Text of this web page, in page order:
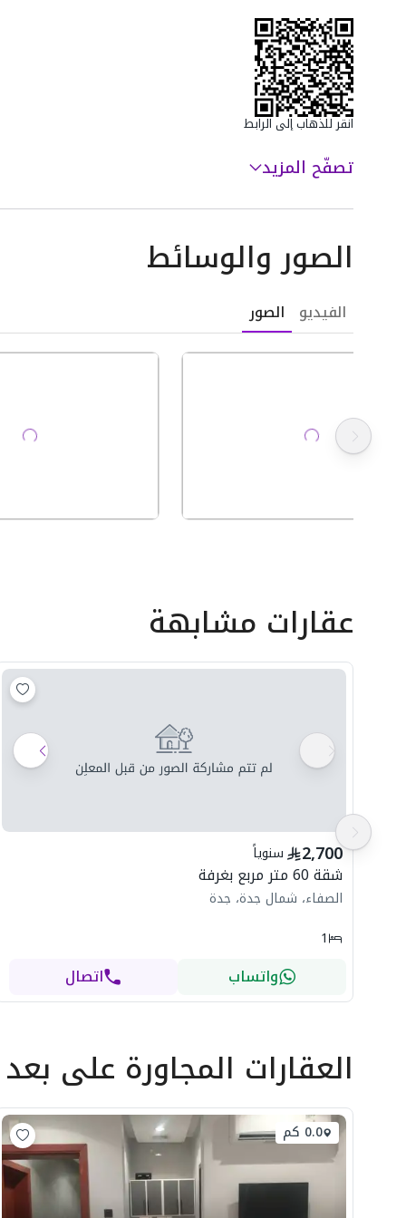
رقم ترخيص الإعلان: 7100287185
للتواصل والحجز: 0554322675
نسعد بخدمتكم
انقر للذهاب إلى الرابط
تصفّح المزيد
الصور والوسائط
الفيديو الصور
عقارات مشابهة
سنوياً 2,700
شقة 60 متر مربع بغرفة
الصفاء، شمال جدة، جدة
1
واتساب اتصال
العقارات المجاورة على بعد
0.0 كم